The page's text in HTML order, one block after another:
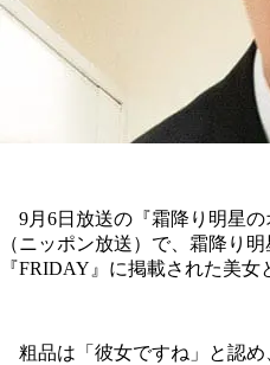
9月6日放送の『霜降り明星の
（ニッポン放送）で、霜降り
『FRIDAY』に掲載された美女
粗品は「彼女ですね」と認め